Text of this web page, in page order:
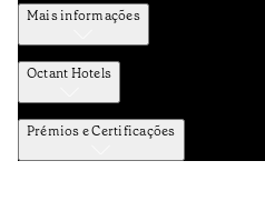
Mais informações
Octant Hotels
Prémios e Certificações